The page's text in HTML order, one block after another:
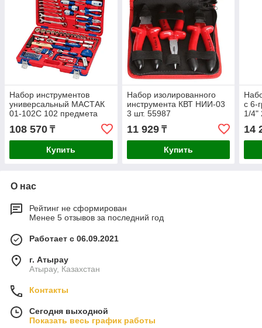
Набор инструментов
универсальный МАСТАК
01-102C 102 предмета
108 570 ₸
Купить
Набор изолированного
инструмента КВТ НИИ-03
3 шт. 55987
11 929₸
Купить
с 6-
1/4"
14
О нас
Рейтинг не сформирован
Менее 5 отзывов за последний год
Работает с 06.09.2021
г. Атырау
Атырау, Казахстан
Контакты
Сегодня выходной
Показать весь график работы